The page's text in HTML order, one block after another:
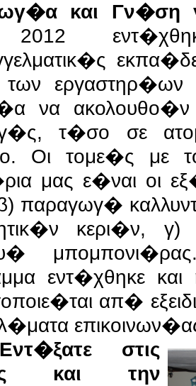
και Γν�ση
των
να ακολουθο�ν
τ�σο σε
Οι τομε�ς με
μας ε�ναι οι
παραγωγ�
κερι�ν,
εντ�χθηκε
απ�
στις
και την